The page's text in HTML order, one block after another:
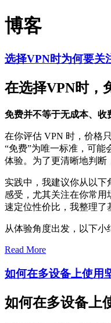
博客
选择VPN时为何要关
在选择VPN时，
免费并不等于无成本、收
在你评估 VPN 时，价格
“免费”为唯一标准，可
体验。为了更清晰地判断
实践中，我建议你从以下
感受，尤其关注在你常用
速定位性价比，我整理了
从体验角度出发，以下小
Read More
如何在多设备上使用
如何在多设备上